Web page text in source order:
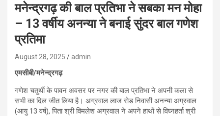
मनेन्द्रगढ़ की बाल प्रतिभा ने सबका मन मोहा
– 13 वर्षीय अनन्या ने बनाई सुंदर बाल गणेश
प्रतिमा
August 28, 2025 admin
एमसीबी/मनेन्द्रगढ़
गणेश चतुर्थी के पावन अवसर पर नगर की बाल प्रतिभा ने अपनी कला से
सभी का दिल जीत लिया है। अग्रवाल लाज रोड निवासी अनन्या अग्रवाल
(आयु 13 वर्ष), पिता श्री विमलेश अग्रवाल ने अपने हाथों से विघ्नहर्ता श्री